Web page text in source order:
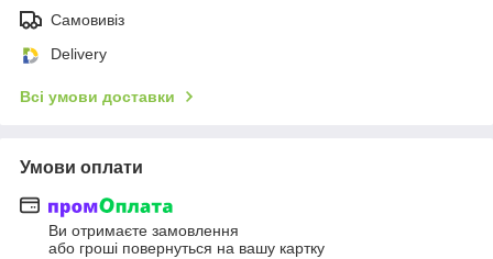
Самовивіз
Delivery
Всі умови доставки
Умови оплати
Ви отримаєте замовлення
або гроші повернуться на вашу картку